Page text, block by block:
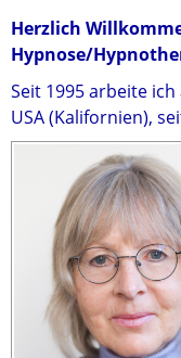
Herzlich
Hypnose/
Seit 1995 arbeite
USA (Kalifornien),